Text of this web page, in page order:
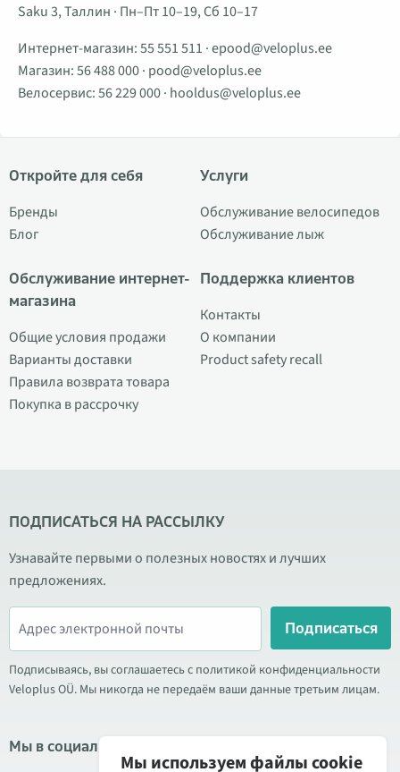
Saku 3, Таллин · Пн–Пт 10–19, Сб 10–17
Интернет-магазин:55 551 511 ·epood@veloplus.ee
Магазин:56 488 000· pood@veloplus.ee
Велосервис:56 229 000· hooldus@veloplus.ee
Откройте для себя
Бренды
Блог
Обслуживание интернет-
магазина
Общие условия продажи
Варианты доставки
Правила возврата товара
Покупка в рассрочку
Услуги
Обслуживание велосипедов
Обслуживание лыж
Поддержка клиентов
Контакты
О компании
Product safety recall
ПОДПИСАТЬСЯ НА РАССЫЛКУ
Узнавайте первыми о полезных новостях и лучших
предложениях.
Подписаться
Подписываясь, вы соглашаетесь с политикой конфиденциальности
Veloplus OÜ. Мы никогда не передаём ваши данные третьим лицам.
Мы в социальных сетях
Мы используем файлы cookie